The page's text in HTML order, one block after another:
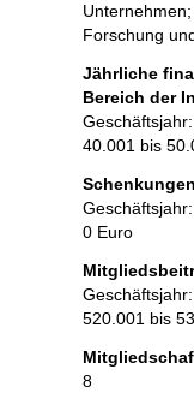
s
:
Forschung
Jährliche
Bereich der
40.001 bis
0 Euro
520.001 bis
8